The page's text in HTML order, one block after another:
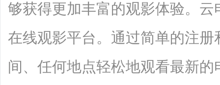
够获得更加丰富的观影体验。
在线观影平台。通过简单的注
间、任何地点轻松地观看最新